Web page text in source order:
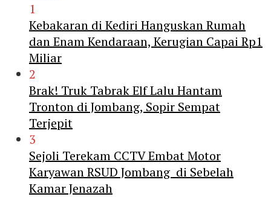
1
Kebakaran di Kediri Hanguskan Rumah
dan Enam Kendaraan, Kerugian Capai Rp1
Miliar
2
Brak! Truk Tabrak Elf Lalu Hantam
Tronton di Jombang, Sopir Sempat
Terjepit
3
Sejoli Terekam CCTV Embat Motor
Karyawan RSUD Jombang di Sebelah
Kamar Jenazah